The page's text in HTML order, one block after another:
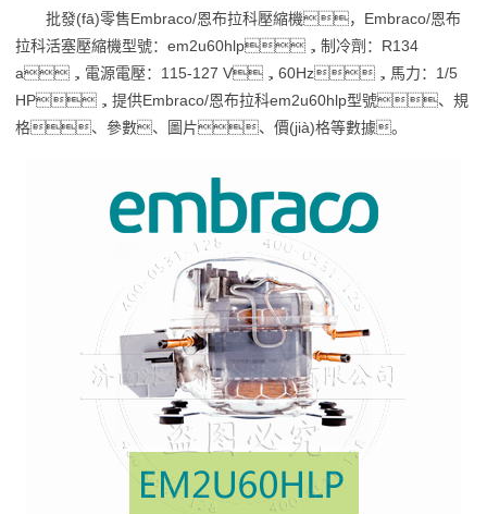
批發(fā)零售Embraco/恩布拉科壓縮機，Embraco/恩布
拉科活塞壓縮機型號：em2u60hlp，制冷劑：R134
a，電源電壓：115-127 V，60Hz，馬力：1/5
HP，提供Embraco/恩布拉科em2u60hlp型號、規
格、參數、圖片、價(jià)格等數據。